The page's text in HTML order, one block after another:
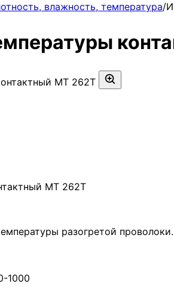
влажность, температура/
МТ 262Т
разогретой
1000